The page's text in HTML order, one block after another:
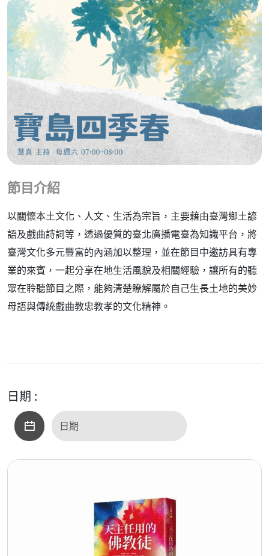
節目介紹
以關懷本土文化、人文、生活為宗旨，主要藉由臺灣鄉土諺
語及戲曲詩詞等，透過優質的臺北廣播電臺為知識平台，將
臺灣文化多元豐富的內涵加以整理，並在節目中邀訪具有專
業的來賓，一起分享在地生活風貌及相關經驗，讓所有的聽
眾在聆聽節目之際，能夠清楚瞭解屬於自己生長土地的美妙
母語與傳統戲曲教忠教孝的文化精神。
日期 :